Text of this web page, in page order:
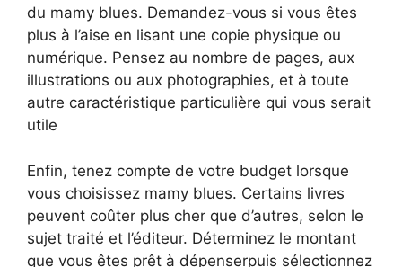
du mamy blues. Demandez-vous si vous êtes
plus à l’aise en lisant une copie physique ou
numérique. Pensez au nombre de pages, aux
illustrations ou aux photographies, et à toute
autre caractéristique particulière qui vous serait
utile
Enfin, tenez compte de votre budget lorsque
vous choisissez mamy blues. Certains livres
peuvent coûter plus cher que d’autres, selon le
sujet traité et l’éditeur. Déterminez le montant
que vous êtes prêt à dépenserpuis sélectionnez